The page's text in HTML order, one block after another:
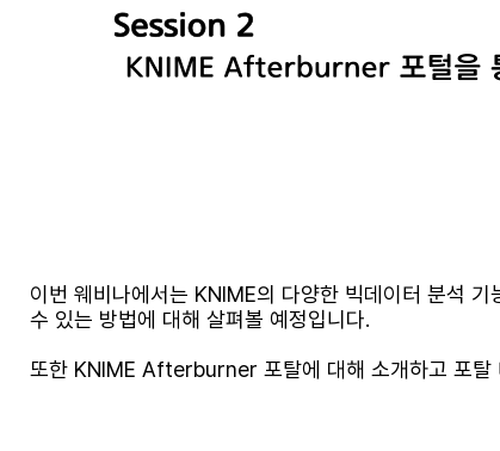
이번 웨비나에서는 KNIME의 다양한 빅데이터 분석
수 있는 방법에 대해 살펴볼 예정입니다.
또한 KNIME Afterburner 포탈에 대해 소개하고 포탈